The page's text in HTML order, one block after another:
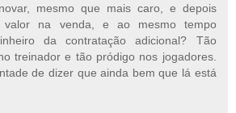
mesmo que mais caro, e depois
valor na venda, e ao mesmo tempo
da contratação adicional? Tão
treinador e tão pródigo nos jogadores.
de dizer que ainda bem que lá está